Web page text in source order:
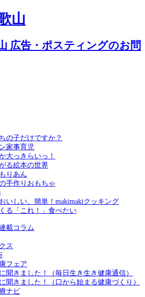
の子だけですか？
家事育児
大っきらいっ！
る絵本の世界
りあん
手作りおもちゃ
いしい、簡単！makimakiクッキング
る「これ！」食べたい
載コラム
ス
フェア
聞きました！（毎日生き生き健康通信）
聞きました！（口から始まる健康づくり）
ナビ